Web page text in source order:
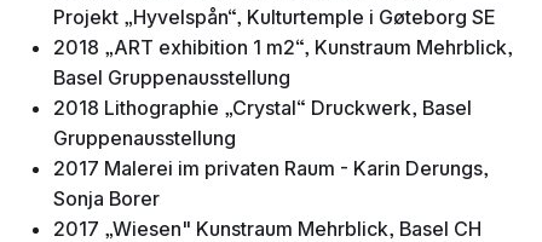
Projekt „Hyvelspån“, Kulturtemple i Gøteborg SE
2018 „ART exhibition 1 m2“, Kunstraum Mehrblick,
Basel Gruppenausstellung
2018 Lithographie „Crystal“ Druckwerk, Basel
Gruppenausstellung
2017 Malerei im privaten Raum - Karin Derungs,
Sonja Borer
2017 „Wiesen" Kunstraum Mehrblick, Basel CH